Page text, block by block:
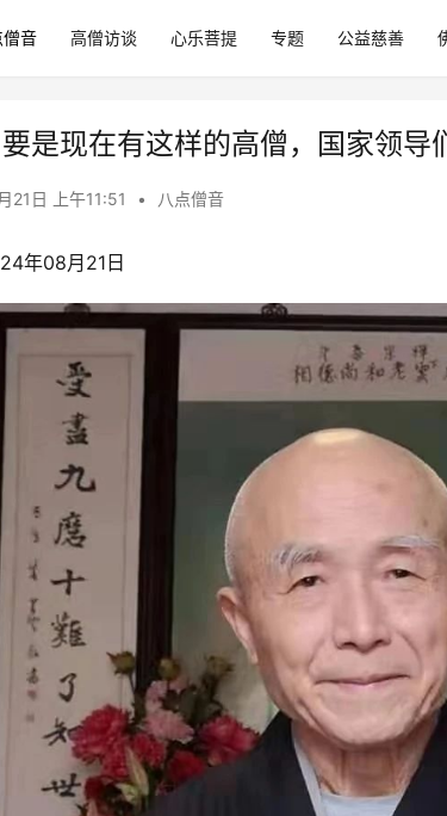
僧音 高僧访谈 心乐菩提 专题 公益慈善
是现在有这样的高僧，国家领导
21日 上午11:51 • 八点僧音
年08月21日